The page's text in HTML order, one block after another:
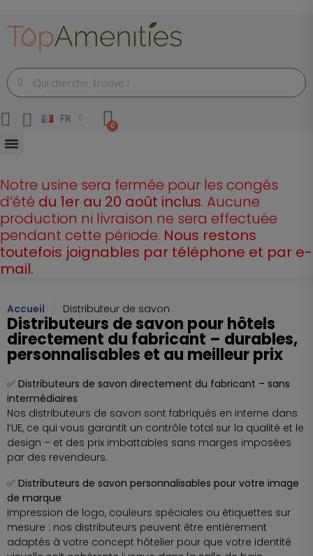
FR
Notre usine sera fermée pour les congés
d’été du 1er au 20 août inclus. Aucune
production ni livraison ne sera effectuée
pendant cette période. Nous restons
toutefois joignables par téléphone et par e-
mail.
Accueil Distributeur de savon
Distributeurs de savon pour hôtels
directement du fabricant – durables,
personnalisables et au meilleur prix
✅ Distributeurs de savon directement du fabricant – sans
intermédiaires
Nos distributeurs de savon sont fabriqués en interne dans
l’UE, ce qui vous garantit un contrôle total sur la qualité et le
design – et des prix imbattables sans marges imposées
par des revendeurs.
✅ Distributeurs de savon personnalisables pour votre image
de marque
Impression de logo, couleurs spéciales ou étiquettes sur
mesure : nos distributeurs peuvent être entièrement
adaptés à votre concept hôtelier pour que votre identité